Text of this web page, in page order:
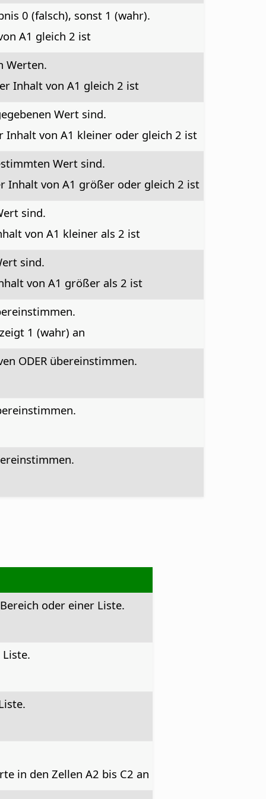
0 (falsch), sonst 1 (wahr).
A1 gleich 2 ist
Werten.
Inhalt von A1 gleich 2 ist
Wert sind.
Inhalt von A1 kleiner oder gleich 2 ist
Wert sind.
Inhalt von A1 größer oder gleich 2 ist
sind.
von A1 kleiner als 2 ist
sind.
von A1 größer als 2 ist
1 (wahr) an
ODER übereinstimmen.
oder einer Liste.
in den Zellen A2 bis C2 an